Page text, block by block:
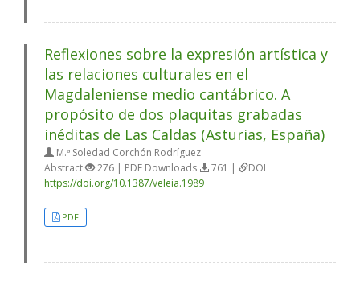
Reflexiones sobre la expresión artística y
las relaciones culturales en el
Magdaleniense medio cantábrico. A
propósito de dos plaquitas grabadas
inéditas de Las Caldas (Asturias, España)
M.ª Soledad Corchón Rodríguez
Abstract
276 | PDF Downloads 761 |
DOI
https://doi.org/10.1387/veleia.1989
PDF